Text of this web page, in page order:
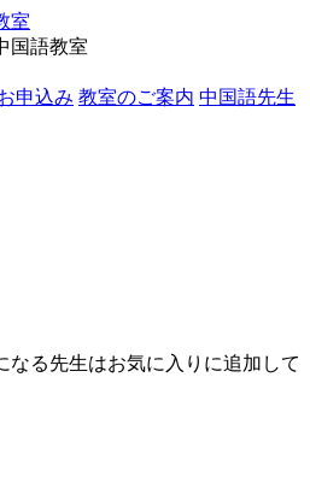
国語教室
申込み 教室のご案内 中国語先生
なる先生はお気に入りに追加して